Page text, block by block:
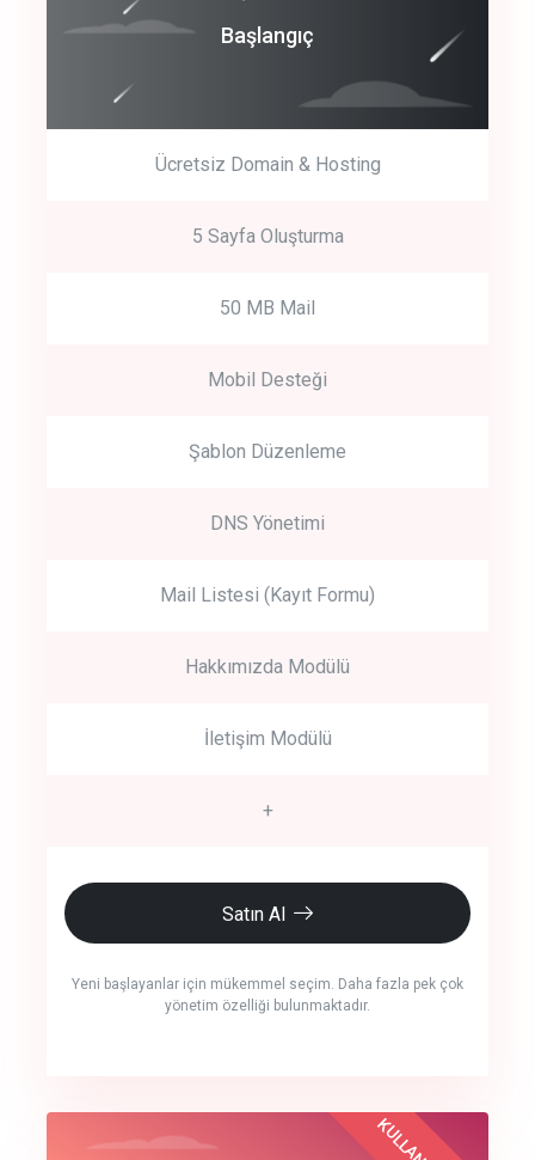
Başlangıç
Ücretsiz Domain & Hosting
5 Sayfa Oluşturma
50 MB Mail
Mobil Desteği
Şablon Düzenleme
DNS Yönetimi
Mail Listesi (Kayıt Formu)
Hakkımızda Modülü
İletişim Modülü
+
Satın Al
Yeni başlayanlar için mükemmel seçim. Daha fazla pek çok
yönetim özelliği bulunmaktadır.
crm auto cync